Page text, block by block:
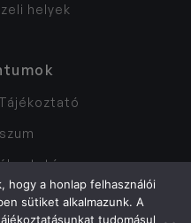
hogy a honlap felhasználói
sütiket alkalmazunk. A
tudomásul